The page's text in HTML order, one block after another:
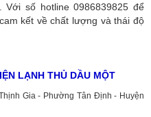
số hotline 0986839825 để
kết về chất lượng và thái độ
LẠNH THỦ DẦU MỘT
Gia - Phường Tân Định - Huyện